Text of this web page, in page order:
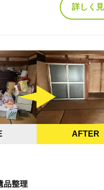
詳しく
AFTER
品整理